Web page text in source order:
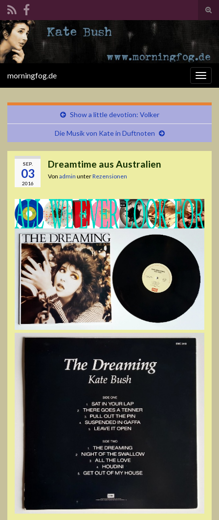
Search for:
morningfog.de
Show a little devotion: Volker
Die Musik von Kate in Duftnoten
SEP.
03
2016
Dreamtime aus Australien
Von admin unterRezensionen